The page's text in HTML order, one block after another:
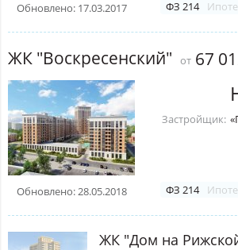
Обновлено: 17.03.2017 ФЗ 214
ЖК "Воскресенский" от 67
Обновлено: 28.05.2018
Застройщик:
ФЗ 214
ЖК "Дом на